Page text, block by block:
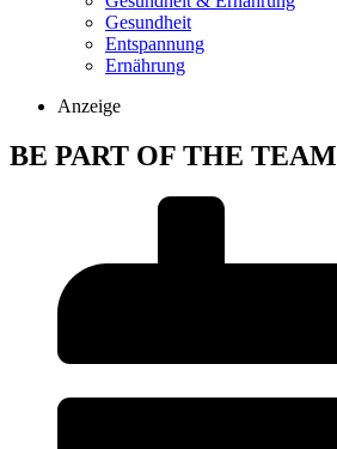
Gesundheit
Entspannung
Ernährung
Anzeige
BE PART OF THE TEAM